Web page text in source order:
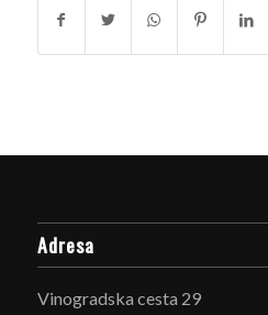
Adresa
Vinogradska cesta 29